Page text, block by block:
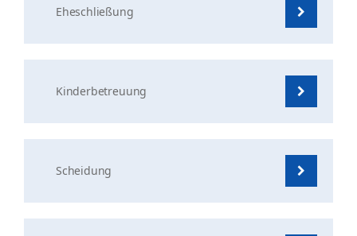
Eheschließung
Kinderbetreuung
Scheidung